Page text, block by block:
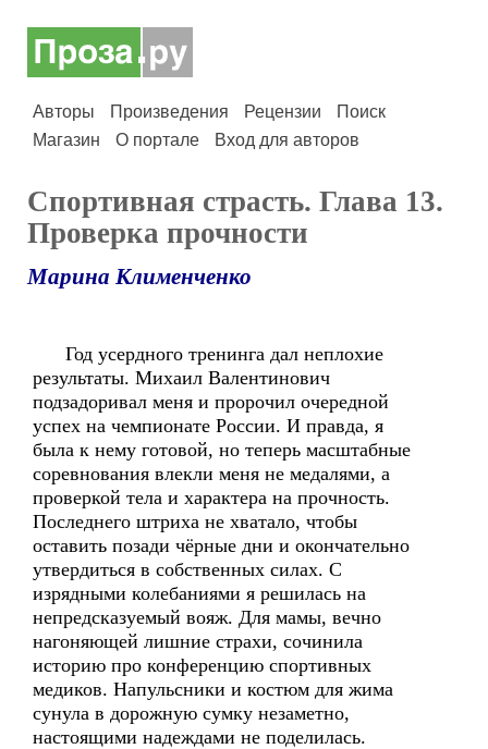
Авторы Произведения Рецензии
Поиск
Магазин
О портале Вход для авторов
Спортивная страсть. Глава 13.
Проверка прочности
Марина Клименченко
Год усердного тренинга дал неплохие
результаты. Михаил Валентинович
подзадоривал меня и пророчил очередной
успех на чемпионате России. И правда, я
была к нему готовой, но теперь масштабные
соревнования влекли меня не медалями, а
проверкой тела и характера на прочность.
Последнего штриха не хватало, чтобы
оставить позади чёрные дни и окончательно
утвердиться в собственных силах. С
изрядными колебаниями я решилась на
непредсказуемый вояж. Для мамы, вечно
нагоняющей лишние страхи, сочинила
историю про конференцию спортивных
медиков. Напульсники и костюм для жима
сунула в дорожную сумку незаметно,
настоящими надеждами не поделилась.